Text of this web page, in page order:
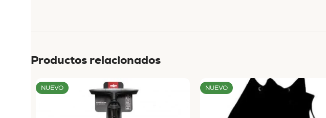
Productos relacionados
NUEVO NUEVO